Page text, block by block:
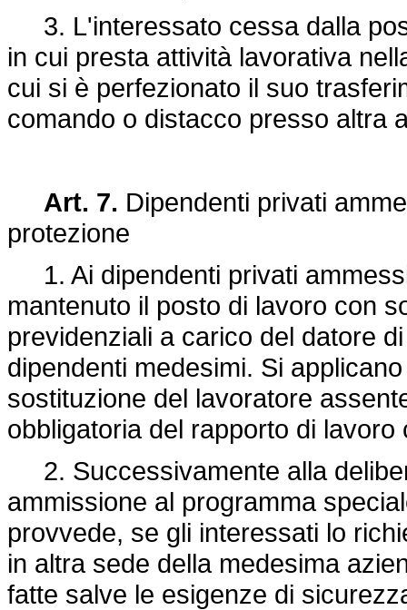
3. L'interessato cessa dalla
in cui presta attività lavorativa
cui si è perfezionato il suo
comando o distacco presso altra
Art. 7. Dipendenti privati
protezione
1. Ai dipendenti privati
mantenuto il posto di lavoro con
previdenziali a carico del datore
dipendenti medesimi. Si
sostituzione del lavoratore
obbligatoria del rapporto di
2. Successivamente alla
ammissione al programma
provvede, se gli interessati lo
in altra sede della medesima
fatte salve le esigenze di